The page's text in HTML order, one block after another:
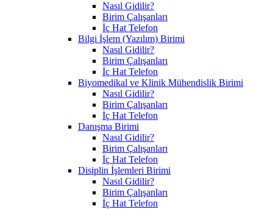
Nasıl Gidilir?
Birim Çalışanları
İç Hat Telefon
Bilgi İşlem (Yazılım) Birimi
Nasıl Gidilir?
Birim Çalışanları
İç Hat Telefon
Biyomedikal ve Klinik Mühendislik Birimi
Nasıl Gidilir?
Birim Çalışanları
İç Hat Telefon
Danışma Birimi
Nasıl Gidilir?
Birim Çalışanları
İç Hat Telefon
Disiplin İşlemleri Birimi
Nasıl Gidilir?
Birim Çalışanları
İç Hat Telefon